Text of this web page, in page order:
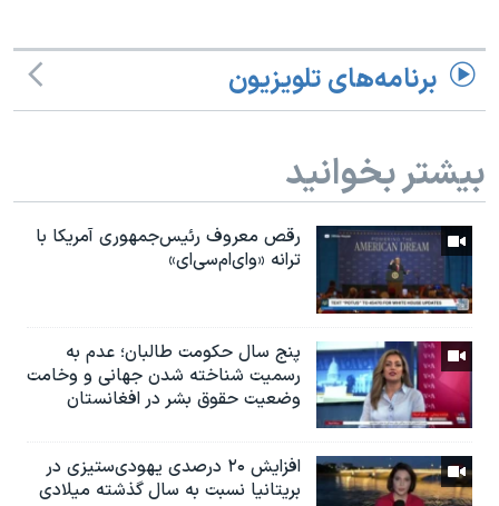
برنامه‌های تلویزیون
بیشتر بخوانید
رقص معروف رئیس‌جمهوری آمریکا با
ترانه «وای‌ام‌سی‌ای»
پنج سال حکومت طالبان؛ عدم به
رسمیت شناخته شدن جهانی و وخامت
وضعیت حقوق بشر در افغانستان
افزایش ۲۰ درصدی یهودی‌ستیزی در
بریتانیا نسبت به سال گذشته میلادی